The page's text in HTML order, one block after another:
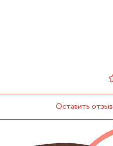
Оставить отзыв